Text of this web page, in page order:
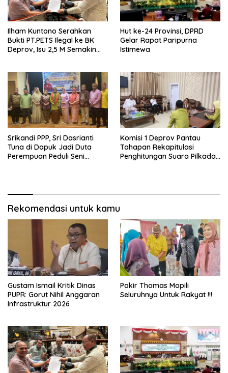
Ilham Kuntono Serahkan
Bukti PT.PETS Ilegal ke BK
Deprov, Isu 2,5 M Semakin
Hut ke-24 Provinsi, DPRD
Gelar Rapat Paripurna
Istimewa
Srikandi PPP, Sri Dasrianti
Tuna di Dapuk Jadi Duta
Perempuan Peduli Seni
Komisi 1 Deprov Pantau
Tahapan Rekapitulasi
Penghitungan Suara Pilkada
Rekomendasi untuk kamu
Gustam Ismail Kritik Dinas
PUPR: Gorut Nihil Anggaran
Infrastruktur 2026
Pokir Thomas Mopili
Seluruhnya Untuk Rakyat !!!